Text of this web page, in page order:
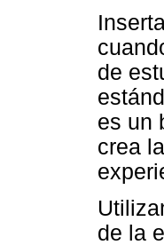
de
es un
crea
de la